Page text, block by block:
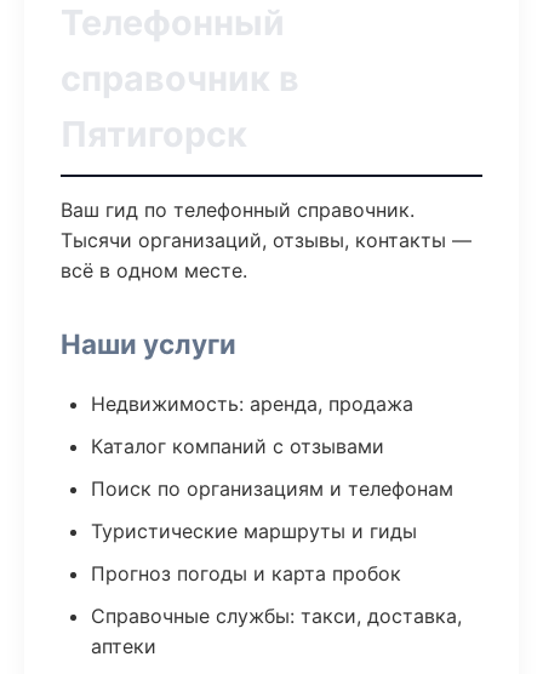
Телефонный
справочник в
Пятигорск
Ваш гид по телефонный справочник.
Тысячи организаций, отзывы, контакты —
всё в одном месте.
Наши услуги
Недвижимость: аренда, продажа
Каталог компаний с отзывами
Поиск по организациям и телефонам
Туристические маршруты и гиды
Прогноз погоды и карта пробок
Справочные службы: такси, доставка,
аптеки